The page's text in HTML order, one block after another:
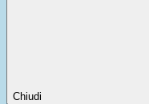
Chiudi